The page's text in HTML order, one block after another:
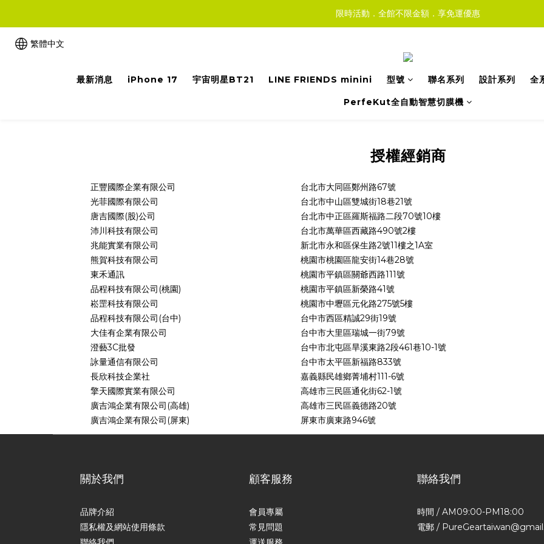
限時活動．全館不限金額．享免運優惠
繁體中文
最新消息 iPhone 17 宇宙明星BT21 LINE FRIENDS minini 型號 聯名系列 設計系列 全
PerfeKut全自動智慧切膜機
授權經銷商
正豐國際企業有限公司
台北市大同區鄭州路67號
光菲國際有限公司
台北市中山區雙城街18巷21號
唐吉國際(股)公司
台北市中正區羅斯福路二段70號10樓
沛川科技有限公司
台北市萬華區西藏路490號2樓
兆能實業有限公司
新北市永和區保生路2號11樓之1A室
熊賀科技有限公司
桃園市桃園區龍安街14巷28號
東禾通訊
桃園市平鎮區關爺西路111號
品程科技有限公司(桃園)
桃園市平鎮區新榮路41號
崧罡科技有限公司
桃園市中壢區元化路275號5樓
品程科技有限公司(台中)
台中市西區精誠29街19號
大佳有企業有限公司
台中市大里區瑞城一街79號
澄藝3C批發
台中市北屯區旱溪東路2段461巷10-1號
詠量通信有限公司
台中市太平區新福路833號
長欣科技企業社
嘉義縣民雄鄉菁埔村111-6號
擎天國際實業有限公司
高雄市三民區通化街62-1號
廣吉鴻企業有限公司(高雄)
高雄市三民區義德路20號
廣吉鴻企業有限公司(屏東)
屏東市廣東路946號
關於我們
品牌介紹
隱私權及網站使用條款
顧客服務
會員專屬
常見問題
聯絡我們
時間 / AM09:00-PM18:00
電郵 /